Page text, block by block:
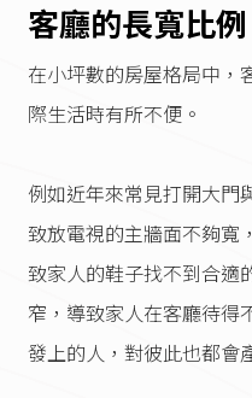
客廳的長寬比例
在小坪數的房屋格局中，
際生活時有所不便。
例如近年來常見打開大門
致放電視的主牆面不夠寬
致家人的鞋子找不到合適
窄，導致家人在客廳待得
發上的人，對彼此也都會